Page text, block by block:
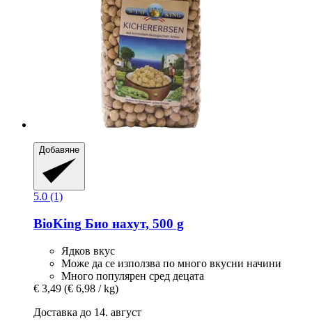
Добавяне
5.0 (1)
BioKing Био нахут, 500 g
Ядков вкус
Може да се използва по много вкусни начини
Много популярен сред децата
€ 3,49 (€ 6,98 / kg)
Доставка до 14. август